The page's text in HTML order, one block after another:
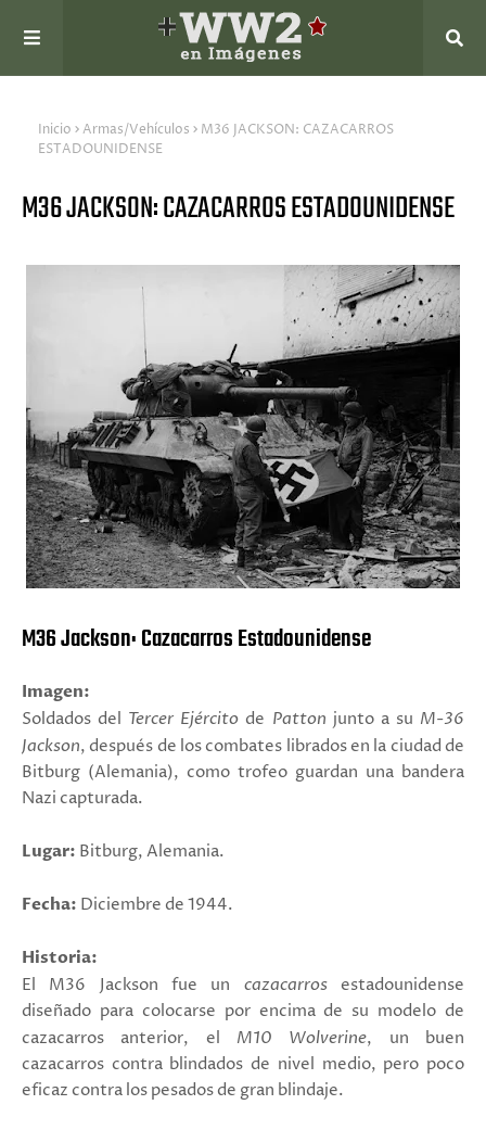
Inicio Armas/Vehículos
M36 JACKSON: CAZACARROS
ESTADOUNIDENSE
M36 JACKSON: CAZACARROS ESTADOUNIDENSE
M36 Jackson: Cazacarros Estadounidense
Imagen:
Soldados del Tercer Ejército de Patton junto a su M-36
Jackson, después de los combates librados en la ciudad de
Bitburg (Alemania), como trofeo guardan una bandera
Nazi capturada.
Lugar: Bitburg, Alemania.
Fecha: Diciembre de 1944.
Historia:
El M36 Jackson fue un cazacarrosestadounidense
diseñado para colocarse por encima de su modelo de
cazacarros anterior, el M10 Wolverine, un buen
cazacarros contra blindados de nivel medio, pero poco
eficaz contra los pesados de gran blindaje.